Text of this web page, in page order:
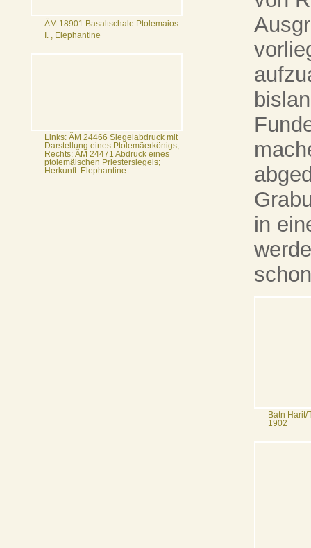
ÄM 18901 Basaltschale Ptolemaios
I. , Elephantine
Links: ÄM 24466 Siegelabdruck mit
Darstellung eines Ptolemäerkönigs;
Rechts: ÄM 24471 Abdruck eines
ptolemäischen Priestersiegels;
Herkunft: Elephantine
in
Batn
1902